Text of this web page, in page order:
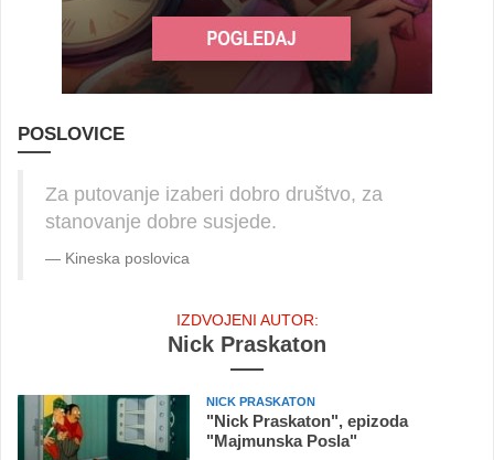
POSLOVICE
Za putovanje izaberi dobro društvo, za
stanovanje dobre susjede.
Kineska poslovica
IZDVOJENI AUTOR:
Nick Praskaton
NICK PRASKATON
"Nick Praskaton", epizoda
"Majmunska Posla"